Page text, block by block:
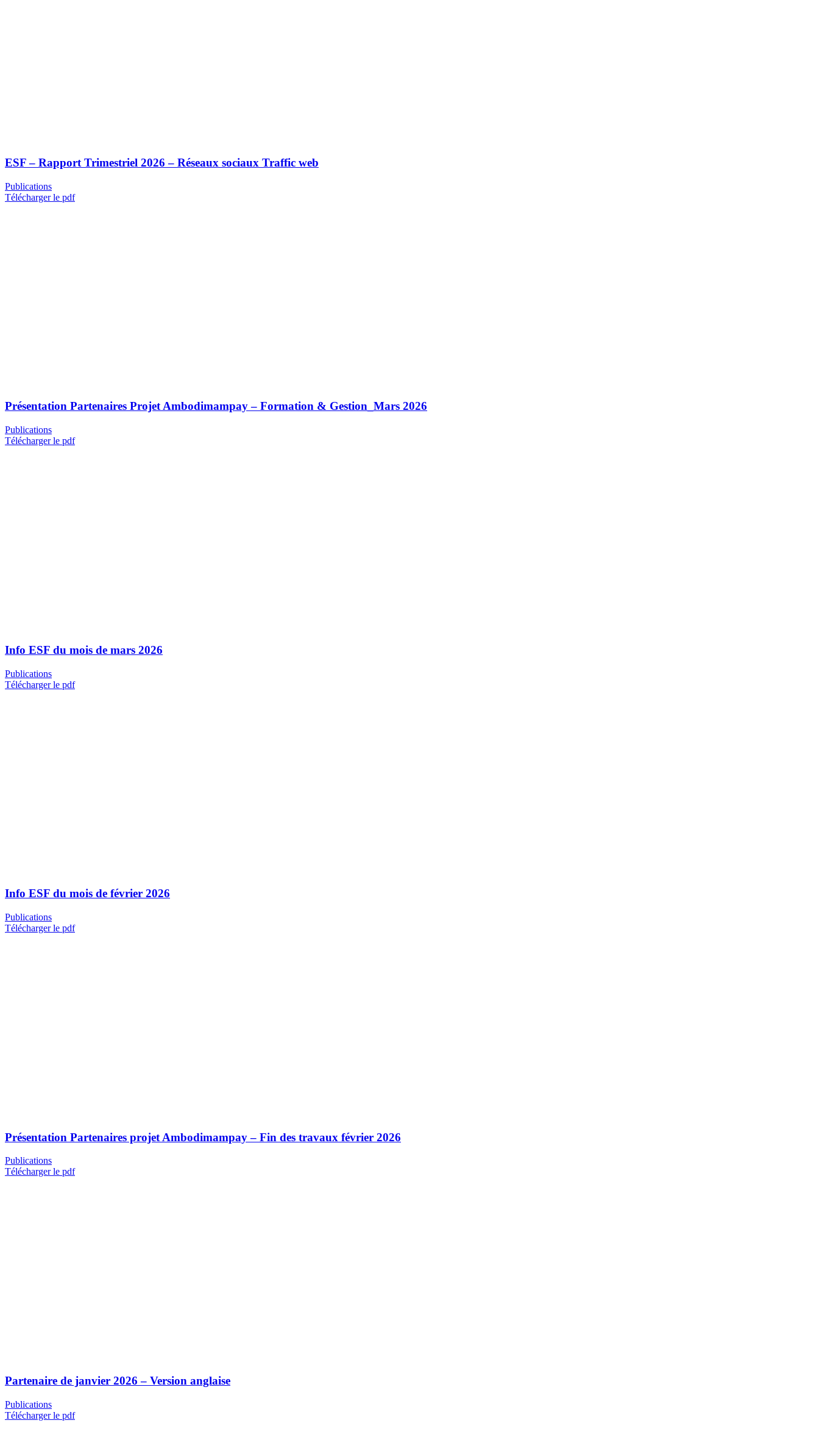
ESF – Rapport Trimestriel 2026 – Réseaux sociaux Traffic web
Publications
Télécharger le pdf
Présentation Partenaires Projet Ambodimampay – Formation & Gestion_Mars 2026
Publications
Télécharger le pdf
Info ESF du mois de mars 2026
Publications
Télécharger le pdf
Info ESF du mois de février 2026
Publications
Télécharger le pdf
Présentation Partenaires projet Ambodimampay – Fin des travaux février 2026
Publications
Télécharger le pdf
Partenaire de janvier 2026 – Version anglaise
Publications
Télécharger le pdf